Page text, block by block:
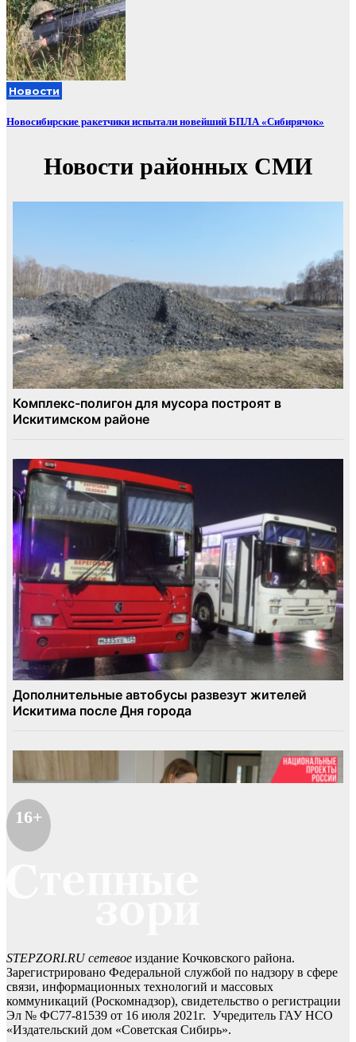
Новости
Новосибирские ракетчики испытали новейший БПЛА «Сибирячок»
16+
STEPZORI.RU сетевое издание Кочковского района.
Зарегистрировано Федеральной службой по надзору в сфере
связи, информационных технологий и массовых
коммуникаций (Роскомнадзор), свидетельство о регистрации
Эл № ФС77-81539 от 16 июля 2021г. Учредитель ГАУ НСО
«Издательский дом «Советская Сибирь».